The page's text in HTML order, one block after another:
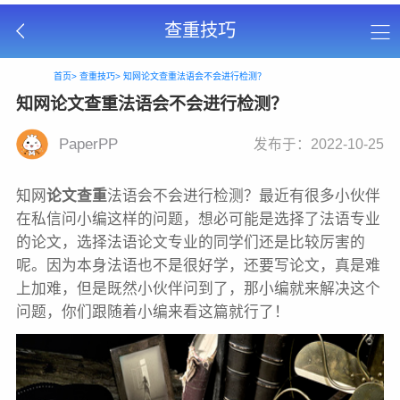
查重技巧
首页> 查重技巧> 知网论文查重法语会不会进行检测？
知网论文查重法语会不会进行检测？
PaperPP 发布于：2022-10-25
知网论文查重法语会不会进行检测？最近有很多小伙伴
在私信问小编这样的问题，想必可能是选择了法语专业
的论文，选择法语论文专业的同学们还是比较厉害的
呢。因为本身法语也不是很好学，还要写论文，真是难
上加难，但是既然小伙伴问到了，那小编就来解决这个
问题，你们跟随着小编来看这篇就行了！